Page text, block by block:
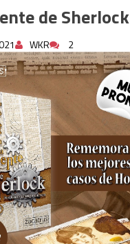
Rey de la Montaña
crucigramas portables
de Sherlock
WKR 2